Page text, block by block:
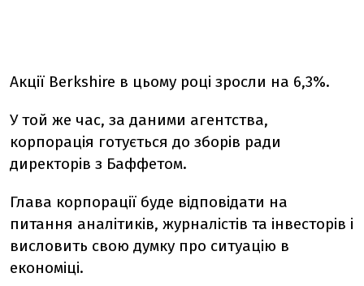
Акції Berkshire в цьому році зросли на 6,3%.
У той же час, за даними агентства,
корпорація готується до зборів ради
директорів з Баффетом.
Глава корпорації буде відповідати на
питання аналітиків, журналістів та інвесторів і
висловить свою думку про ситуацію в
економіці.